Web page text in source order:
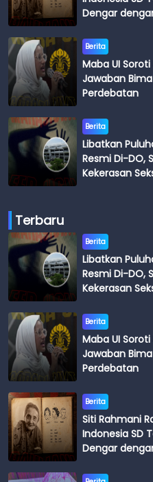
Dengar
Berita
Maba UI
Jawaban
Perdebatan
Berita
Libatkan
Resmi Di-DO,
Kekerasan
Terbaru
Berita
Libatkan
Resmi Di-DO,
Kekerasan
Berita
Maba UI
Jawaban
Perdebatan
Berita
Siti Rahmani
Indonesia SD
Dengar